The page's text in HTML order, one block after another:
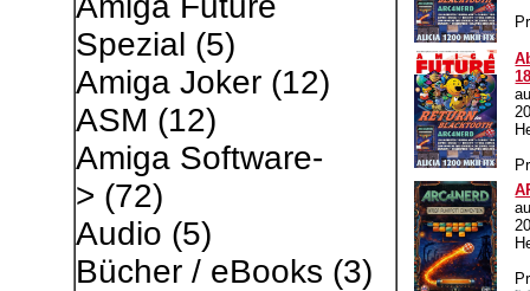
Spezial (5)
Amiga Joker (12)
ASM (12)
Amiga Software-
> (72)
Audio (5)
Bücher / eBooks (3)